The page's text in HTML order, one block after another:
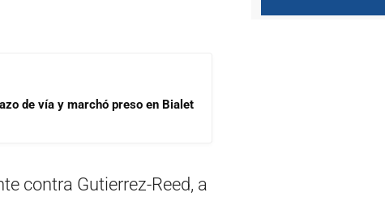
de vía y marchó preso en Bialet
contra Gutierrez-Reed, a